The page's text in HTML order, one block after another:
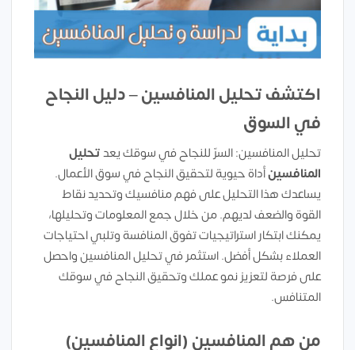
اكتشف تحليل المنافسين – دليل النجاح
في السوق
تحليل المنافسين: السرّ للنجاح في سوقك يعدتحليل
المنافسينأداة حيوية لتحقيق النجاح في سوق الأعمال.
يساعدك هذا التحليل على فهم منافسيك وتحديد نقاط
القوة والضعف لديهم. من خلال جمع المعلومات وتحليلها،
يمكنك ابتكار استراتيجيات تفوق المنافسة وتلبي احتياجات
العملاء بشكل أفضل. استثمر في تحليل المنافسين واحصل
على فرصة لتعزيز نمو عملك وتحقيق النجاح في سوقك
المتنافس.
من هم المنافسين (انواع المنافسين)